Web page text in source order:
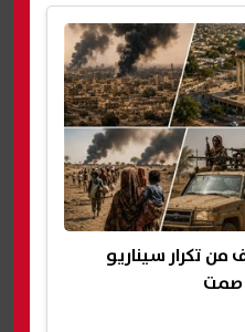
من تكرار سيناريو
صمت